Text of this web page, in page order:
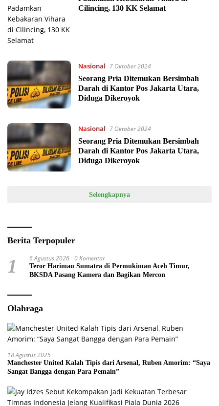
Cilincing, 130 KK Selamat
Nasional 7 Oktober 2024
Seorang Pria Ditemukan Bersimbah
Darah di Kantor Pos Jakarta Utara,
Diduga Dikeroyok
Nasional 7 Oktober 2024
Seorang Pria Ditemukan Bersimbah
Darah di Kantor Pos Jakarta Utara,
Diduga Dikeroyok
Selengkapnya
Berita Terpopuler
1 6 Agustus 2026 0 Komentar
Teror Harimau Sumatra di Permukiman Aceh Timur,
BKSDA Pasang Kamera dan Bagikan Mercon
Olahraga
18 Agustus 2025
Manchester United Kalah Tipis dari Arsenal, Ruben Amorim: “Saya
Sangat Bangga dengan Para Pemain”